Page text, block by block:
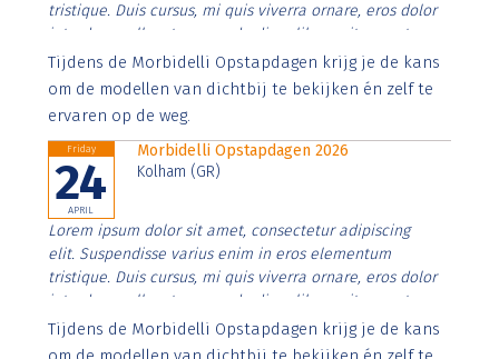
tristique. Duis cursus, mi quis viverra ornare, eros dolor
interdum nulla, ut commodo diam libero vitae erat.
Aenean faucibus nibh et justo cursus id rutrum lorem
imperdiet. Nunc ut sem vitae risus tristique posuere.
Tijdens de Morbidelli Opstapdagen krijg je de kans
om de modellen van dichtbij te bekijken én zelf te
ervaren op de weg.
Friday
24
APRIL
Morbidelli Opstapdagen 2026
Kolham (GR)
Lorem ipsum dolor sit amet, consectetur adipiscing
elit. Suspendisse varius enim in eros elementum
tristique. Duis cursus, mi quis viverra ornare, eros dolor
interdum nulla, ut commodo diam libero vitae erat.
Aenean faucibus nibh et justo cursus id rutrum lorem
imperdiet. Nunc ut sem vitae risus tristique posuere.
Tijdens de Morbidelli Opstapdagen krijg je de kans